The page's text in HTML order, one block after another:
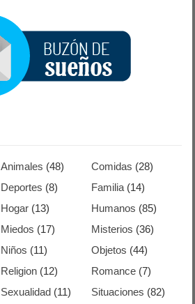
Animales (48) Comidas (28)
Deportes (8) Familia(14)
Hogar (13) Humanos (85)
Miedos (17) Misterios (36)
Niños (11) Objetos (44)
Religion (12) Romance(7)
Sexualidad (11) Situaciones (82)